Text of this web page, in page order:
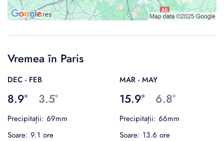
Vremea în Paris
DEC - FEB
8.9° 3.5°
Precipitații: 69mm
Soare: 9.1 ore
MAR - MAY
15.9° 6.8°
Precipitații: 66mm
Soare: 13.6 ore